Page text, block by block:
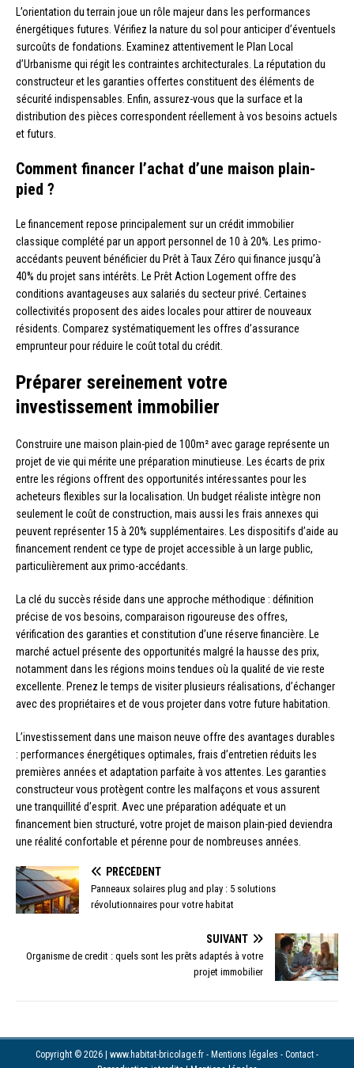
L’orientation du terrain joue un rôle majeur dans les performances
énergétiques futures. Vérifiez la nature du sol pour anticiper d’éventuels
surcoûts de fondations. Examinez attentivement le Plan Local
d’Urbanisme qui régit les contraintes architecturales. La réputation du
constructeur et les garanties offertes constituent des éléments de
sécurité indispensables. Enfin, assurez-vous que la surface et la
distribution des pièces correspondent réellement à vos besoins actuels
et futurs.
Comment financer l’achat d’une maison plain-
pied ?
Le financement repose principalement sur un crédit immobilier
classique complété par un apport personnel de 10 à 20%. Les primo-
accédants peuvent bénéficier du Prêt à Taux Zéro qui finance jusqu’à
40% du projet sans intérêts. Le Prêt Action Logement offre des
conditions avantageuses aux salariés du secteur privé. Certaines
collectivités proposent des aides locales pour attirer de nouveaux
résidents. Comparez systématiquement les offres d’assurance
emprunteur pour réduire le coût total du crédit.
Préparer sereinement votre
investissement immobilier
Construire une maison plain-pied de 100m² avec garage représente un
projet de vie qui mérite une préparation minutieuse. Les écarts de prix
entre les régions offrent des opportunités intéressantes pour les
acheteurs flexibles sur la localisation. Un budget réaliste intègre non
seulement le coût de construction, mais aussi les frais annexes qui
peuvent représenter 15 à 20% supplémentaires. Les dispositifs d’aide au
financement rendent ce type de projet accessible à un large public,
particulièrement aux primo-accédants.
La clé du succès réside dans une approche méthodique : définition
précise de vos besoins, comparaison rigoureuse des offres,
vérification des garanties et constitution d’une réserve financière. Le
marché actuel présente des opportunités malgré la hausse des prix,
notamment dans les régions moins tendues où la qualité de vie reste
excellente. Prenez le temps de visiter plusieurs réalisations, d’échanger
avec des propriétaires et de vous projeter dans votre future habitation.
L’investissement dans une maison neuve offre des avantages durables
: performances énergétiques optimales, frais d’entretien réduits les
premières années et adaptation parfaite à vos attentes. Les garanties
constructeur vous protègent contre les malfaçons et vous assurent
une tranquillité d’esprit. Avec une préparation adéquate et un
financement bien structuré, votre projet de maison plain-pied deviendra
une réalité confortable et pérenne pour de nombreuses années.
PRÉCÉDENT
Panneaux solaires plug and play : 5 solutions
révolutionnaires pour votre habitat
SUIVANT
Organisme de credit : quels sont les prêts adaptés à votre
projet immobilier
Copyright © 2026 | www.habitat-bricolage.fr - Mentions légales - Contact -